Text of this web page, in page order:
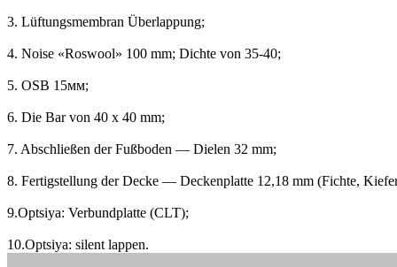
3. Lüftungsmembran Überlappung;
4. Noise «Roswool» 100 mm; Dichte von 35-40;
5. OSB 15мм;
6. Die Bar von 40 x 40 mm;
7. Abschließen der Fußboden — Dielen 32 mm;
8. Fertigstellung der Decke — Deckenplatte 12,18 mm (Fichte,
9.Optsiya: Verbundplatte (CLT);
10.Optsiya: silent lappen.